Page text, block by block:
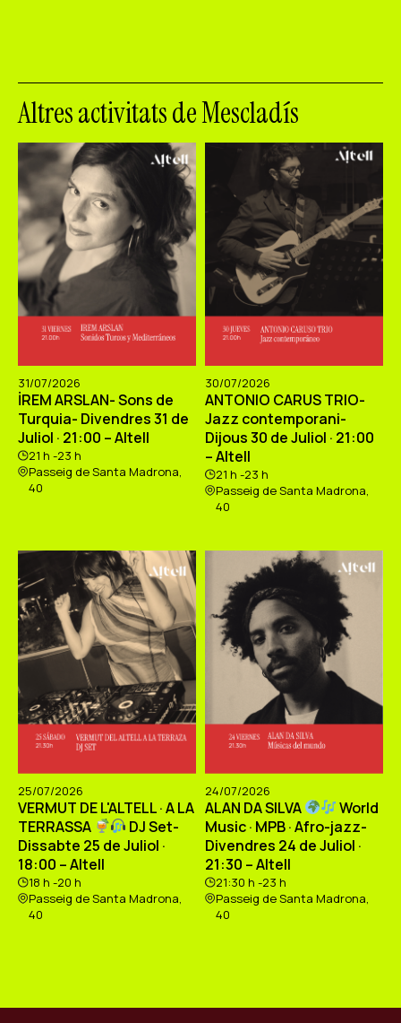
Altres activitats de Mescladís
31/07/2026
İREM ARSLAN- Sons de
Turquia- Divendres 31 de
Juliol · 21:00 – Altell
21 h -23 h
Passeig de Santa Madrona,
40
30/07/2026
ANTONIO CARUS TRIO-
Jazz contemporani-
Dijous 30 de Juliol · 21:00
– Altell
21 h -23 h
Passeig de Santa Madrona,
40
25/07/2026
VERMUT DE L'ALTELL · A LA
TERRASSA
DJ Set-
Dissabte 25 de Juliol ·
18:00 – Altell
18 h -20 h
Passeig de Santa Madrona,
40
24/07/2026
ALAN DA SILVA
World
Music · MPB · Afro-jazz-
Divendres 24 de Juliol ·
21:30 – Altell
21:30 h -23 h
Passeig de Santa Madrona,
40